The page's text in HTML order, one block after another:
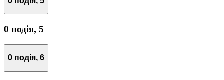
0 подія, 5
0 подія, 6